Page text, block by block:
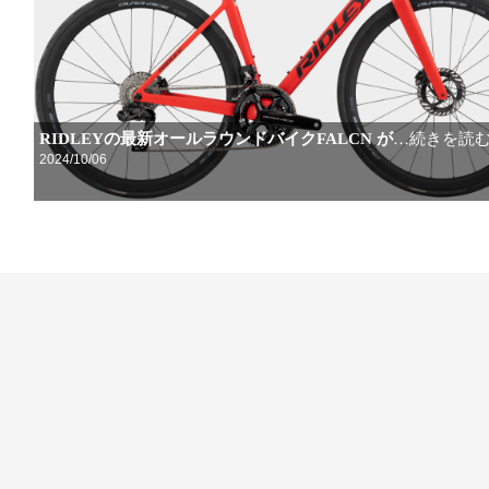
RIDLEYの最新オールラウンドバイクFALCN が…続きを読
2024/10/06